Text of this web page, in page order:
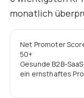
monatlich
Net Promoter
50+
Gesunde B2B-
ein ernsthaftes